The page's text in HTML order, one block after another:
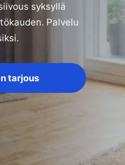
syksyllä
Palvelu
tarjous